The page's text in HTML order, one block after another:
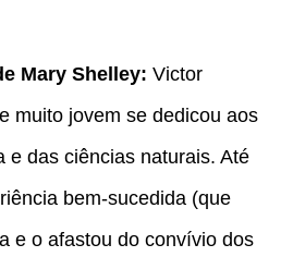
Mary Shelley: Victor
muito jovem se dedicou aos
e das ciências naturais. Até
bem-sucedida (que
e o afastou do convívio dos